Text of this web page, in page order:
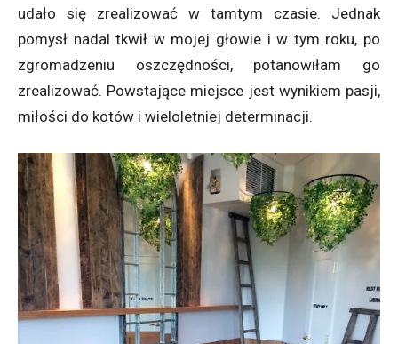
udało się zrealizować w tamtym czasie. Jednak
pomysł nadal tkwił w mojej głowie i w tym roku, po
zgromadzeniu oszczędności, potanowiłam go
zrealizować. Powstające miejsce jest wynikiem pasji,
miłości do kotów i wieloletniej determinacji.